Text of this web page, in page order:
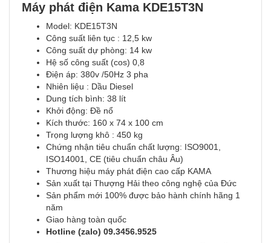
Máy phát điện Kama KDE15T3N
Model: KDE15T3N
Công suất liên tục : 12,5 kw
Công suất dự phòng: 14 kw
Hệ số công suất (cos) 0,8
Điện áp: 380v /50Hz 3 pha
Nhiên liệu : Dầu Diesel
Dung tích bình: 38 lít
Khởi động: Đề nổ
Kích thước: 160 x 74 x 100 cm
Trọng lượng khô : 450 kg
Chứng nhận tiêu chuẩn chất lượng: ISO9001,
ISO14001, CE (tiêu chuẩn châu Âu)
Thương hiệu máy phát điện cao cấp KAMA
Sản xuất tại Thượng Hải theo công nghệ của Đức
Sản phẩm mới 100% được bảo hành chính hãng 1
năm
Giao hàng toàn quốc
Hotline (zalo) 09.3456.9525